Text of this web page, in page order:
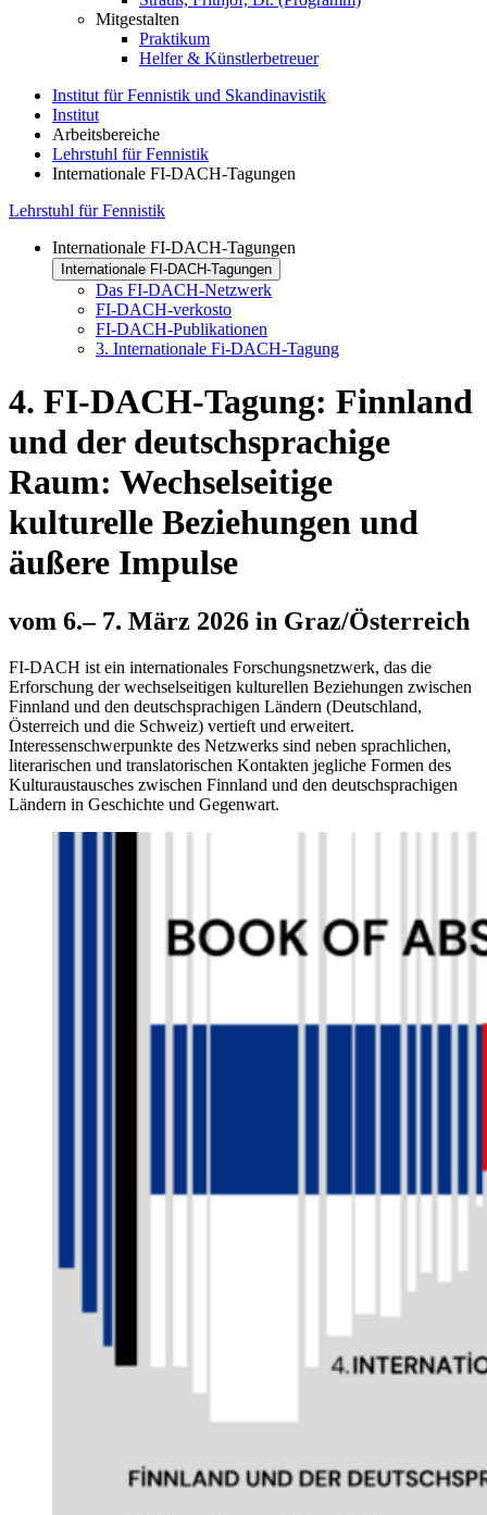
Mitgestalten
Praktikum
Helfer & Künstlerbetreuer
Institut für Fennistik und Skandinavistik
Institut
Arbeitsbereiche
Lehrstuhl für Fennistik
Internationale FI-DACH-Tagungen
Lehrstuhl für Fennistik
Internationale FI-DACH-Tagungen
Internationale FI-DACH-Tagungen
Das FI-DACH-Netzwerk
FI-DACH-verkosto
FI-DACH-Publikationen
3. Internationale Fi-DACH-Tagung
4. FI-DACH-Tagung: Finnland
und der deutschsprachige
Raum: Wechselseitige
kulturelle Beziehungen und
äußere Impulse
vom 6.– 7. März 2026 in Graz/Österreich
FI-DACH ist ein internationales Forschungsnetzwerk, das die
Erforschung der wechselseitigen kulturellen Beziehungen zwischen
Finnland und den deutschsprachigen Ländern (Deutschland,
Österreich und die Schweiz) vertieft und erweitert.
Interessenschwerpunkte des Netzwerks sind neben sprachlichen,
literarischen und translatorischen Kontakten jegliche Formen des
Kulturaustausches zwischen Finnland und den deutschsprachigen
Ländern in Geschichte und Gegenwart.